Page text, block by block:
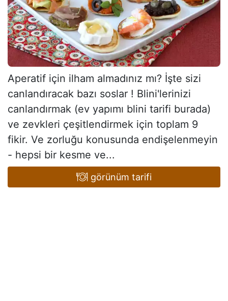
Aperatif için ilham almadınız mı? İşte sizi
canlandıracak bazı soslar ! Blini'lerinizi
canlandırmak (ev yapımı blini tarifi burada)
ve zevkleri çeşitlendirmek için toplam 9
fikir. Ve zorluğu konusunda endişelenmeyin
- hepsi bir kesme ve...
görünüm tarifi